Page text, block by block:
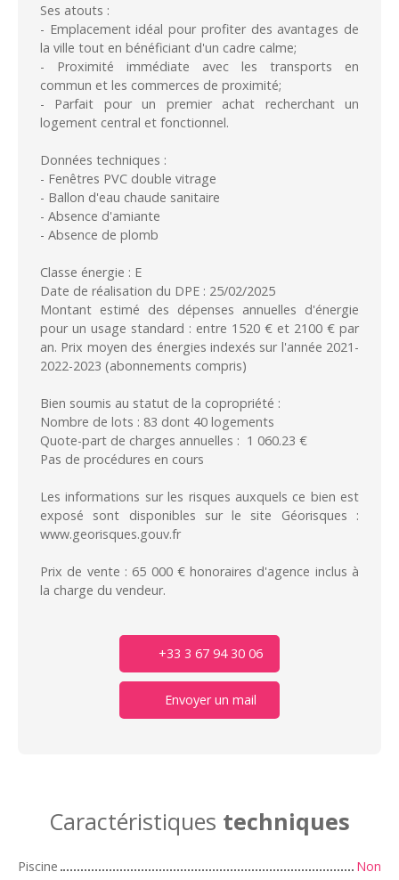
Ses atouts :
- Emplacement idéal pour profiter des avantages de
la ville tout en bénéficiant d'un cadre calme;
- Proximité immédiate avec les transports en
commun et les commerces de proximité;
- Parfait pour un premier achat recherchant un
logement central et fonctionnel.
Données techniques :
- Fenêtres PVC double vitrage
- Ballon d'eau chaude sanitaire
- Absence d'amiante
- Absence de plomb
Classe énergie : E
Date de réalisation du DPE : 25/02/2025
Montant estimé des dépenses annuelles d'énergie
pour un usage standard : entre 1520 € et 2100 € par
an. Prix moyen des énergies indexés sur l'année 2021-
2022-2023 (abonnements compris)
Bien soumis au statut de la copropriété :
Nombre de lots : 83 dont 40 logements
Quote-part de charges annuelles : 1 060.23 €
Pas de procédures en cours
Les informations sur les risques auxquels ce bien est
exposé sont disponibles sur le site Géorisques :
www.georisques.gouv.fr
Prix de vente : 65 000 € honoraires d'agence inclus à
la charge du vendeur.
+33 3 67 94 30 06
Envoyer un mail
Caractéristiques techniques
Piscine
Non